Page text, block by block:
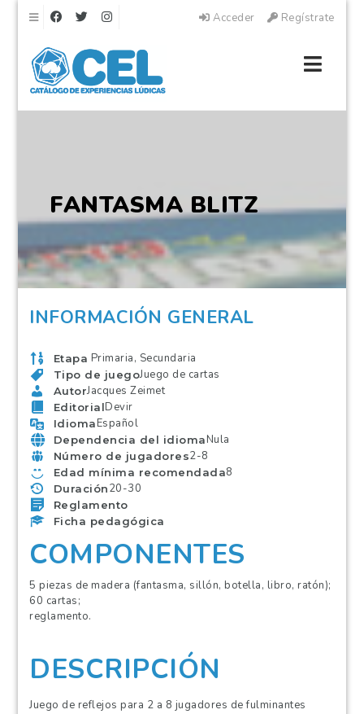
Navegación Acceder Regístrate
FANTASMA BLITZ
INFORMACIÓN GENERAL
Etapa Primaria, Secundaria
Tipo de juegoJuego de cartas
AutorJacques Zeimet
EditorialDevir
IdiomaEspañol
Dependencia del idiomaNula
Número de jugadores2-8
Edad mínima recomendada8
Duración20-30
Reglamento
Ficha pedagógica
COMPONENTES
5 piezas de madera (fantasma, sillón, botella, libro, ratón);
60 cartas;
reglamento.
DESCRIPCIÓN
Juego de reflejos para 2 a 8 jugadores de fulminantes